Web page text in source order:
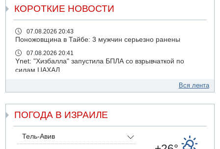
КОРОТКИЕ НОВОСТИ
07.08.2026 20:43
Поножовщина в Тайбе: 3 мужчин серьезно ранены
07.08.2026 20:41
Ynet: "Хизбалла" запустила БПЛА со взрывчаткой по
силам ЦАХАЛ
ДТП в Ашдоде: тяжело ранены двое маленьких детей
07.08.2026 19:14
Скончался водитель, врезавшийся в стену в
Иерусалиме
07.08.2026 17:57
Подозреваемый в домогательствах в хостеле - Гильбоа
Вся лента
ПОГОДА В ИЗРАИЛЕ
Тель-Авив